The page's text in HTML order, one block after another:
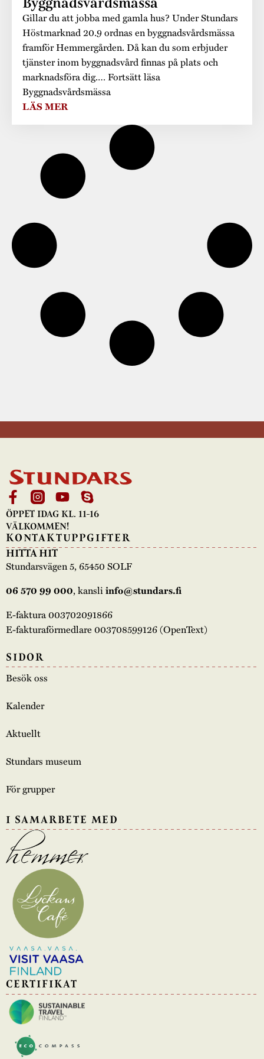
Tillgänglighet
Trygghet
Hållbar utveckling
Stundars teater
Jarl Hemmer
Byggnadsvård
Rödmyllan
Museipedagogik
Hantverk
Stugornas Stundars
Museisamlingarna
Stundarsvänner
Marknader
Årsberättelser
Gillar du att jobba med gamla hus? Under Stundars
Höstmarknad 20.9 ordnas en byggnadsvårdsmässa
framför Hemmergården. Då kan du som erbjuder
tjänster inom byggnadsvård finnas på plats och
marknadsföra dig.… Fortsätt läsa
Byggnadsvårdsmässa
LÄS MER
ÖPPET IDAG KL. 11-16
VÄLKOMMEN!
KONTAKTUPPGIFTER
HITTA HIT
Stundarsvägen 5, 65450 SOLF
06 570 99 000, kansliinfo@stundars.fi
E-faktura 003702091866
E-fakturaförmedlare 003708599126 (OpenText)
SIDOR
Besök oss
Kalender
Aktuellt
Stundars museum
För grupper
I SAMARBETE MED
CERTIFIKAT